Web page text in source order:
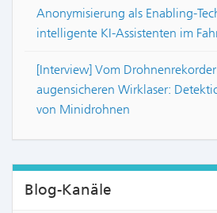
Anonymisierung als Enabling-
intelligente KI-Assistenten im
[Interview] Vom
augensicheren Wirklaser:
von Minidrohnen
Blog-Kanäle